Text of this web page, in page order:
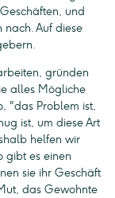
und
Auf diese
gründen
alles Mögliche
"das Problem ist,
ist, um diese Art
helfen wir
gibt es einen
sie ihr Geschäft
das Gewohnte